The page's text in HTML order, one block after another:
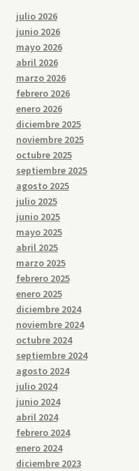
julio 2026
junio 2026
mayo 2026
abril 2026
marzo 2026
febrero 2026
enero 2026
diciembre 2025
noviembre 2025
octubre 2025
septiembre 2025
agosto 2025
julio 2025
junio 2025
mayo 2025
abril 2025
marzo 2025
febrero 2025
enero 2025
diciembre 2024
noviembre 2024
octubre 2024
septiembre 2024
agosto 2024
julio 2024
junio 2024
abril 2024
febrero 2024
enero 2024
diciembre 2023